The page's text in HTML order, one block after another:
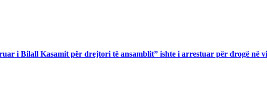
i Bilall Kasamit për drejtori të ansamblit” ishte i arrestuar për drogë në